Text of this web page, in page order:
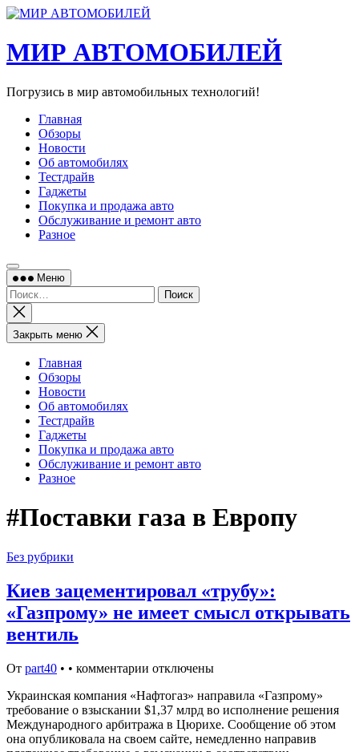
Перейти
содержимому
МИР АВТОМОБИЛЕЙ
Погрузись в мир автомобильных технологий!
Главная
Обзоры
Новости
Об автомобилях
Тестдрайв
Гаджеты
Покупка и продажа авто
Обслуживание и ремонт авто
Разное
Меню
Найти:
Закрыть
поиск
Закрыть меню
Главная
Обзоры
Новости
Об автомобилях
Тестдрайв
Гаджеты
Покупка и продажа авто
Обслуживание и ремонт авто
Разное
#Поставки газа в Европу
Без рубрики
Киев зацементировал «трубу»:
«Газпрому» не имеет смысл открывать
вентиль
От part40 • • комментарии отключены
Украинская компания «Нафтогаз» направила «Газпрому»
требование о взыскании $1,37 млрд во исполнение решения
Международного арбитража в Цюрихе. Сообщение об этом
она опубликовала на своем сайте, немедленно направив